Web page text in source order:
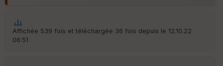
Affichée 539 fois et téléchargée 36 fois depuis le 12.10.22
06:51